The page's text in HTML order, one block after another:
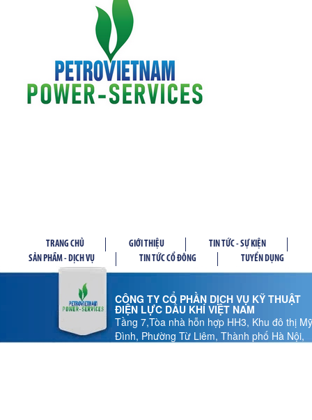
TRANG CHỦ GIỚI THIỆU
TIN TỨC - SỰ KIỆN
SẢN PHẦM - DỊCH VỤ
TIN TỨC CỔ ĐÔNG TUYỂN DỤNG
CÔNG TY CỔ PHẦN DỊCH VỤ KỸ THUẬT
ĐIỆN LỰC DẦU KHÍ VIỆT NAM
Tầng 7,Tòa nhà hỗn hợp HH3, Khu đô thị Mỹ
Đình, Phường Từ Liêm, Thành phố Hà Nội,